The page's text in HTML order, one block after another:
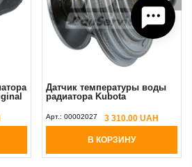
Датчик температуры воды
радиатора Kubota
Арт.: 00002027 3 310.00 UAH
В КОРЗИНУ